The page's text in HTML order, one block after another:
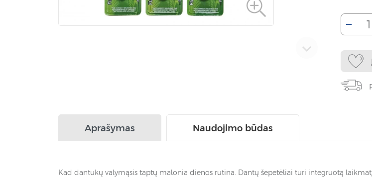
–
Aprašymas Naudojimo būdas
Kad dantukų valymąsis taptų malonia dienos rutina. Dantų šepetėliai turi integruotą laikmatį